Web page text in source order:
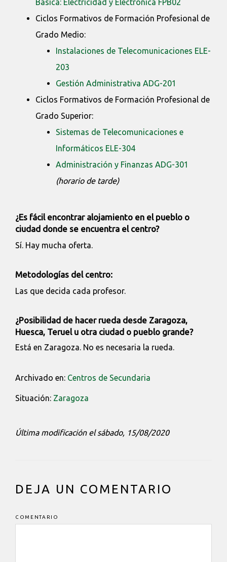
Básica: Electricidad y Electrónica FPB02
Ciclos Formativos de Formación Profesional de
Grado Medio:
Instalaciones de Telecomunicaciones ELE-
203
Gestión Administrativa ADG-201
Ciclos Formativos de Formación Profesional de
Grado Superior:
Sistemas de Telecomunicaciones e
Informáticos ELE-304
Administración y Finanzas ADG-301
(horario de tarde)
¿Es fácil encontrar alojamiento en el pueblo o
ciudad donde se encuentra el centro?
Sí. Hay mucha oferta.
Metodologías del centro:
Las que decida cada profesor.
¿Posibilidad de hacer rueda desde Zaragoza,
Huesca, Teruel u otra ciudad o pueblo grande?
Está en Zaragoza. No es necesaria la rueda.
Archivado en: Centros de Secundaria
Situación: Zaragoza
Última modificación el sábado, 15/08/2020
INTERACCIONES
LECTOR
DEJA UN COMENTARIO
COMENTARIO